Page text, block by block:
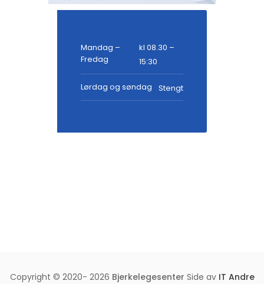
sykemelding. Du betaler
kontakt med oss på tlf:
23371330For flere nyheter
Mandag –
Fredag
kl 08.30 –
15:30
Lørdag og søndag Stengt
Copyright © 2020- 2026 Bjerkelegesenter Side av IT Andre